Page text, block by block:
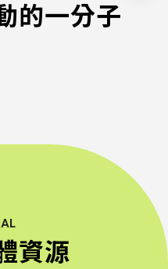
的一分子
資源